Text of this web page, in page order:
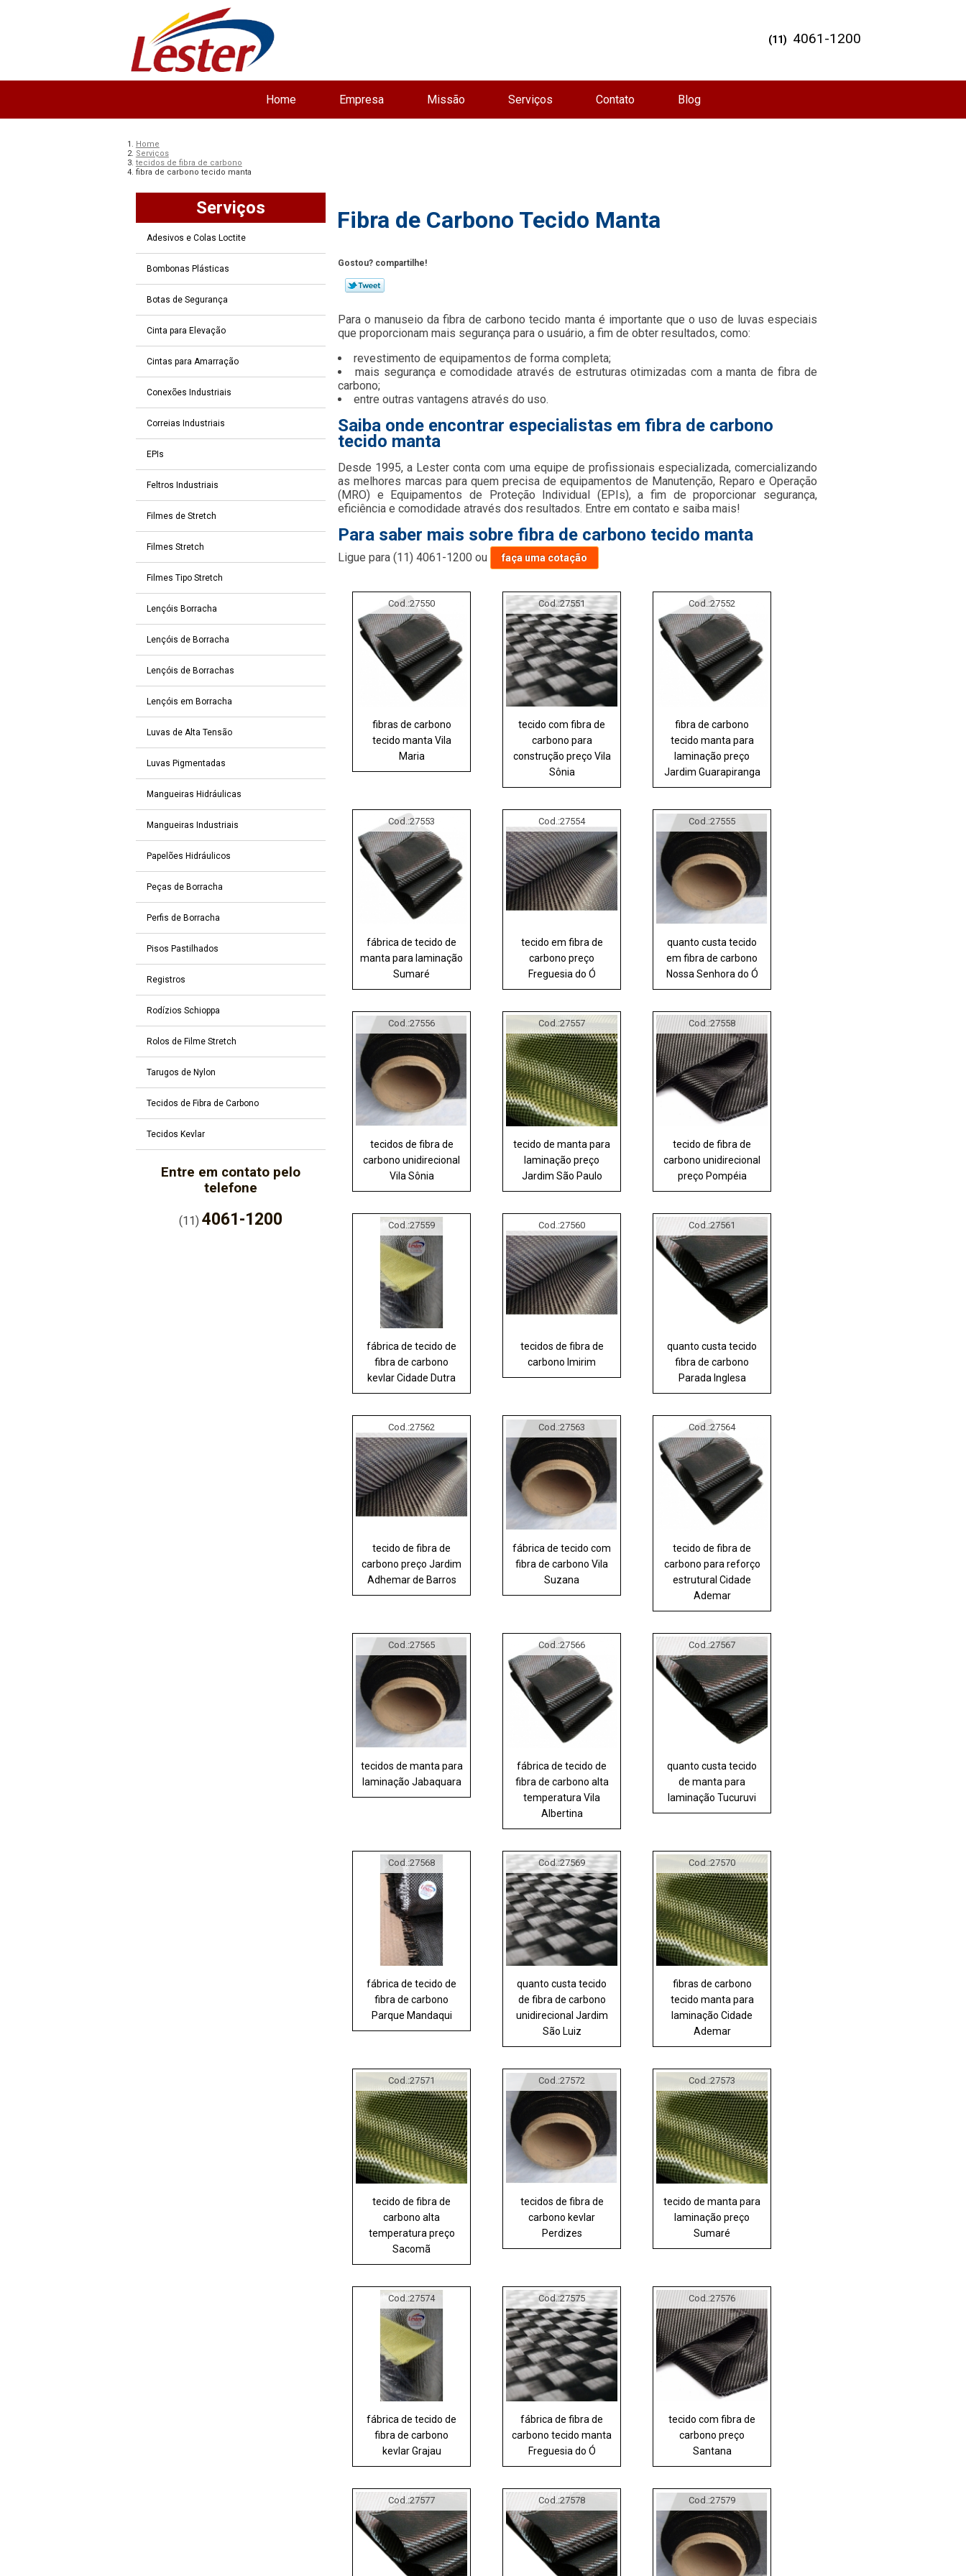
Home Empresa Missão Serviços Contato Blog
(11) 4061-1200
Home
Serviços
tecidos de fibra de carbono
fibra de carbono tecido manta
Serviços
Adesivos e Colas Loctite
Bombonas Plásticas
Botas de Segurança
Cinta para Elevação
Cintas para Amarração
Conexões Industriais
Correias Industriais
EPIs
Feltros Industriais
Filmes de Stretch
Filmes Stretch
Filmes Tipo Stretch
Lençóis Borracha
Lençóis de Borracha
Lençóis de Borrachas
Lençóis em Borracha
Luvas de Alta Tensão
Luvas Pigmentadas
Mangueiras Hidráulicas
Mangueiras Industriais
Papelões Hidráulicos
Peças de Borracha
Perfis de Borracha
Pisos Pastilhados
Registros
Rodízios Schioppa
Rolos de Filme Stretch
Tarugos de Nylon
Tecidos de Fibra de Carbono
Tecidos Kevlar
Entre em contato pelo
telefone
(11)4061-1200
Fibra de Carbono Tecido Manta
Gostou? compartilhe!
Para o manuseio da fibra de carbono tecido manta é importante que o uso de luvas especiais
que proporcionam mais segurança para o usuário, a fim de obter resultados, como:
revestimento de equipamentos de forma completa;
mais segurança e comodidade através de estruturas otimizadas com a manta de fibra de
carbono;
entre outras vantagens através do uso.
Saiba onde encontrar especialistas em fibra de carbono
tecido manta
Desde 1995, a Lester conta com uma equipe de profissionais especializada, comercializando
as melhores marcas para quem precisa de equipamentos de Manutenção, Reparo e Operação
(MRO) e Equipamentos de Proteção Individual (EPIs), a fim de proporcionar segurança,
eficiência e comodidade através dos resultados. Entre em contato e saiba mais!
Para saber mais sobre fibra de carbono tecido manta
Ligue para(11) 4061-1200 ou faça uma cotação
Cod.:27550
fibras de carbono
tecido manta Vila
Maria
Cod.:27551
tecido com fibra de
carbono para
construção preço Vila
Sônia
Cod.:27552
fibra de carbono
tecido manta para
laminação preço
Jardim Guarapiranga
Cod.:27553
fábrica de tecido de
manta para laminação
Sumaré
Cod.:27554
tecido em fibra de
carbono preço
Freguesia do Ó
Cod.:27555
quanto custa tecido
em fibra de carbono
Nossa Senhora do Ó
Cod.:27556
tecidos de fibra de
carbono unidirecional
Vila Sônia
Cod.:27557
tecido de manta para
laminação preço
Jardim São Paulo
Cod.:27558
tecido de fibra de
carbono unidirecional
preço Pompéia
Cod.:27559
fábrica de tecido de
fibra de carbono
kevlar Cidade Dutra
Cod.:27560
tecidos de fibra de
carbono Imirim
Cod.:27561
quanto custa tecido
fibra de carbono
Parada Inglesa
Cod.:27562
tecido de fibra de
carbono preço Jardim
Adhemar de Barros
Cod.:27563
fábrica de tecido com
fibra de carbono Vila
Suzana
Cod.:27564
tecido de fibra de
carbono para reforço
estrutural Cidade
Ademar
Cod.:27565
tecidos de manta para
laminação Jabaquara
Cod.:27566
fábrica de tecido de
fibra de carbono alta
temperatura Vila
Albertina
Cod.:27567
quanto custa tecido
de manta para
laminação Tucuruvi
Cod.:27568
fábrica de tecido de
fibra de carbono
Parque Mandaqui
Cod.:27569
quanto custa tecido
de fibra de carbono
unidirecional Jardim
São Luiz
Cod.:27570
fibras de carbono
tecido manta para
laminação Cidade
Ademar
Cod.:27571
tecido de fibra de
carbono alta
temperatura preço
Sacomã
Cod.:27572
tecidos de fibra de
carbono kevlar
Perdizes
Cod.:27573
tecido de manta para
laminação preço
Sumaré
Cod.:27574
fábrica de tecido de
fibra de carbono
kevlar Grajau
Cod.:27575
fábrica de fibra de
carbono tecido manta
Freguesia do Ó
Cod.:27576
tecido com fibra de
carbono preço
Santana
Cod.:27577 Cod.:27578 Cod.:27579